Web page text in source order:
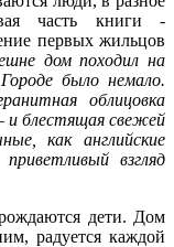
часть книги -
первых жильцов
дом походил на
было немало.
облицовка
и блестящая свежей
как английские
взгляд
дети. Дом
радуется каждой